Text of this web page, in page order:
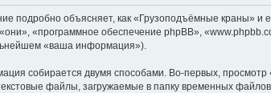
подробно объясняет, как «Грузоподъёмные краны»
«программное обеспечение phpBB»,
«ваша информация»).
собирается двумя способами. Во-первых,
файлы, загружаемые в папку временных